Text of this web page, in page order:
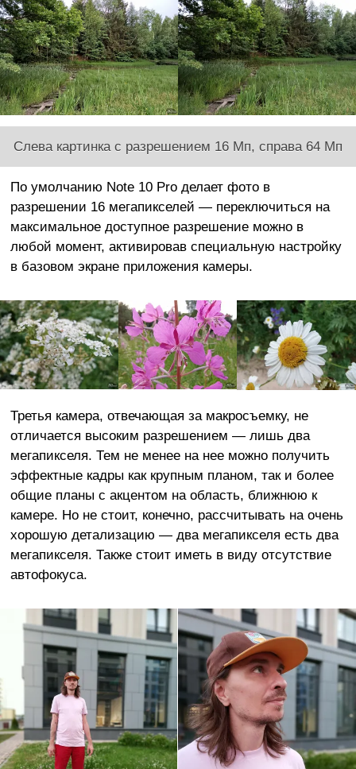
Слева картинка с разрешением 16 Мп, справа 64 Мп
По умолчанию Note 10 Pro делает фото в
разрешении 16 мегапикселей — переключиться на
максимальное доступное разрешение можно в
любой момент, активировав специальную настройку
в базовом экране приложения камеры.
Третья камера, отвечающая за макросъемку, не
отличается высоким разрешением — лишь два
мегапикселя. Тем не менее на нее можно получить
эффектные кадры как крупным планом, так и более
общие планы с акцентом на область, ближнюю к
камере. Но не стоит, конечно, рассчитывать на очень
хорошую детализацию — два мегапикселя есть два
мегапикселя. Также стоит иметь в виду отсутствие
автофокуса.